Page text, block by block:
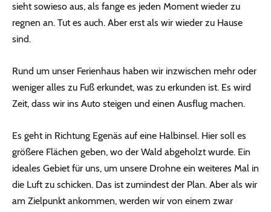
sieht sowieso aus, als fange es jeden Moment wieder zu
regnen an. Tut es auch. Aber erst als wir wieder zu Hause
sind.
Rund um unser Ferienhaus haben wir inzwischen mehr oder
weniger alles zu Fuß erkundet, was zu erkunden ist. Es wird
Zeit, dass wir ins Auto steigen und einen Ausflug machen.
Es geht in Richtung Egenäs auf eine Halbinsel. Hier soll es
größere Flächen geben, wo der Wald abgeholzt wurde. Ein
ideales Gebiet für uns, um unsere Drohne ein weiteres Mal in
die Luft zu schicken. Das ist zumindest der Plan. Aber als wir
am Zielpunkt ankommen, werden wir von einem zwar